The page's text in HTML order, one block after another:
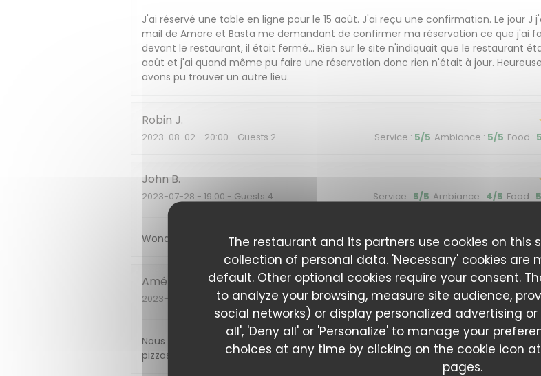
The restaurant and its partners use cookies on this
collection of personal data. 'Necessary' cookies
default. Other optional cookies require your consent.
to analyze your browsing, measure site audience,
social networks) or display personalized advertising
all', 'Deny all' or 'Personalize' to manage your
choices at any time by clicking on the cookie icon
pages.
J'ai réservé une table en ligne pour le 15 août. J'ai reçu une confirmation. Le jour J
mail de Amore et Basta me demandant de confirmer ma réservation ce que j'ai
devant le restaurant, il était fermé... Rien sur le site n'indiquait que le restaurant
août et j'ai quand même pu faire une réservation donc rien n'était à jour.
avons pu trouver un autre lieu.
Robin J
2023-08-02 - 20:00 - Guests 2 Service : 5/5 Ambiance : 5/5 Food : 5
JohnB
2023-07-28 - 19:00 - Guests 4 Service : 5/5 Ambiance : 4/5 Food : 5
Wonderful food, amazing service and reasonably priced
Amélie
2023-07-28 - 20:00 - Guests 2 Service:5/5 Ambiance: 5/5 Food:5
Nous avons beaucoup apprécié notre repas chez Amore & Basta. L'accueil est très
pizzas très bonnes.
Amore & Basta